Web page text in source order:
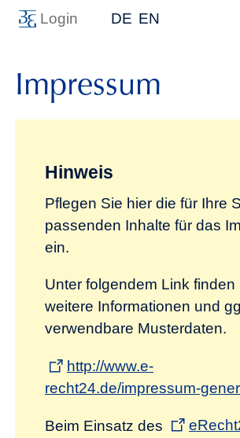
Login DE EN
Impressum
Hinweis
Pflegen Sie hier die für Ihre
passenden Inhalte für das
ein.
Unter folgendem Link finden
weitere Informationen und
verwendbare Musterdaten.
http://www.e-
recht24.de/impressum-
Beim Einsatz des